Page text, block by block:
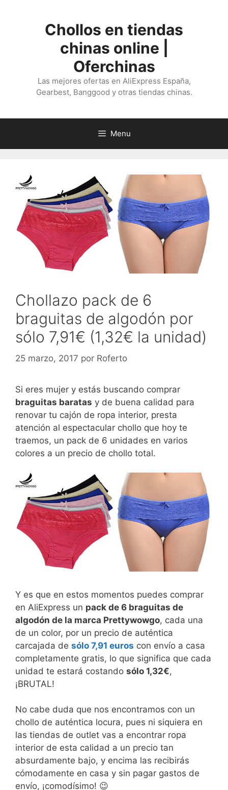
Chollos en tiendas
chinas online |
Oferchinas
Las mejores ofertas en AliExpress España,
Gearbest, Banggood y otras tiendas chinas.
Menu
Chollazo pack de 6
braguitas de algodón por
sólo 7,91€ (1,32€ la unidad)
25 marzo, 2017 por Roferto
Si eres mujer y estás buscando comprar
braguitas baratas y de buena calidad para
renovar tu cajón de ropa interior, presta
atención al espectacular chollo que hoy te
traemos, un pack de 6 unidades en varios
colores a un precio de chollo total.
Y es que en estos momentos puedes comprar
en AliExpress un pack de 6 braguitas de
algodón de la marca Prettywowgo, cada una
de un color, por un precio de auténtica
carcajada de sólo 7,91 euros con envío a casa
completamente gratis, lo que significa que cada
unidad te estará costando sólo 1,32€,
¡BRUTAL!
No cabe duda que nos encontramos con un
chollo de auténtica locura, pues ni siquiera en
las tiendas de outlet vas a encontrar ropa
interior de esta calidad a un precio tan
absurdamente bajo, y encima las recibirás
cómodamente en casa y sin pagar gastos de
envío, ¡comodísimo! 😉